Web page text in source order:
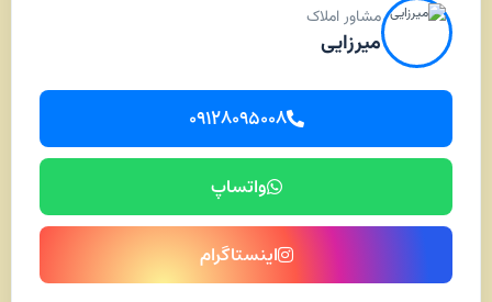
مشاور املاک
میرزایی
۰۹۱۲۸۰۹۵۰۰۸
واتساپ
اینستاگرام